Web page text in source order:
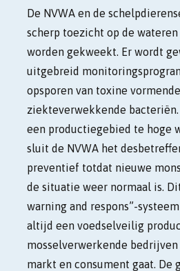
De NVWA en de
scherp toezicht op de
worden gekweekt. Er wordt
uitgebreid
opsporen van toxine
ziekteverwekkende
een productiegebied te hoge
sluit de NVWA het
preventief totdat nieuwe
de situatie weer normaal is.
warning and respons”-
altijd een voedselveilig
mosselverwerkende bedrijven
markt en consument gaat. De